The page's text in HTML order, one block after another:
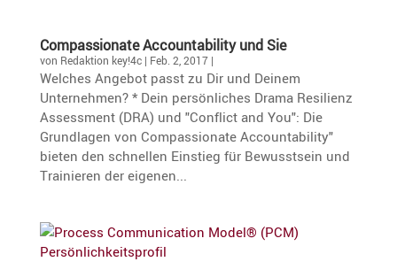
Compas­sio­nate Accoun­ta­bi­lity und Sie
von Redaktion key!4c| Feb. 2, 2017|
Welches Angebot passt zu Dir und Deinem
Unternehmen? * Dein persönliches Drama Resilienz
Assessment (DRA) und "Conflict and You": Die
Grundlagen von Compassionate Accountability"
bieten den schnellen Einstieg für Bewusstsein und
Trainieren der eigenen...